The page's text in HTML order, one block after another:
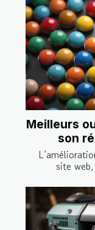
Meilleurs
son
site